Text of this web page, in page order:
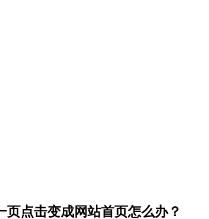
页点击变成网站首页怎么办？